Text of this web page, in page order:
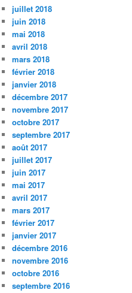
juillet 2018
juin 2018
mai 2018
avril 2018
mars 2018
février 2018
janvier 2018
décembre 2017
novembre 2017
octobre 2017
septembre 2017
août 2017
juillet 2017
juin 2017
mai 2017
avril 2017
mars 2017
février 2017
janvier 2017
décembre 2016
novembre 2016
octobre 2016
septembre 2016